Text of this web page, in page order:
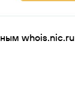
whois.nic.ru